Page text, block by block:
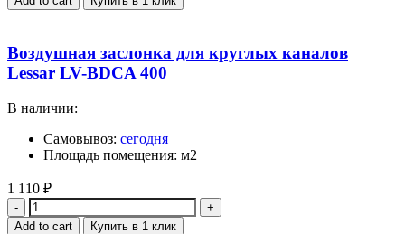
Воздушная заслонка для круглых каналов
Lessar LV-BDCA 400
В наличии:
Самовывоз: сегодня
Площадь помещения: м2
1 110 ₽
Quantity
Add to cart Купить в 1 клик